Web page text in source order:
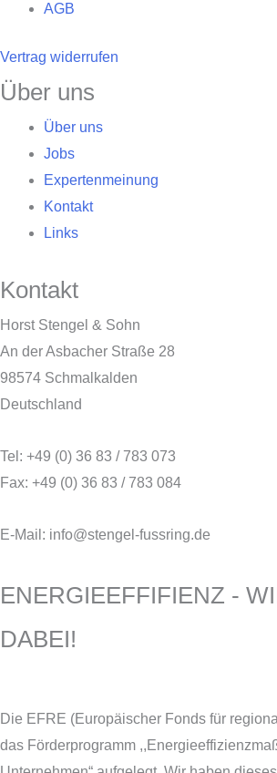
AGB
Vertrag widerrufen
Über uns
Über uns
Jobs
Expertenmeinung
Kontakt
Links
Kontakt
Horst Stengel & Sohn
An der Asbacher Straße 28
98574 Schmalkalden
Deutschland
Tel: +49 (0) 36 83 / 783 073
Fax: +49 (0) 36 83 / 783 084
E-Mail: info@stengel-fussring.de
ENERGIEEFFIFIENZ -
DABEI!
Die EFRE (Europäischer Fonds für
das Förderprogramm